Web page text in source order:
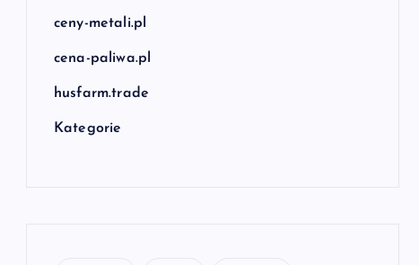
ceny-metali.pl
cena-paliwa.pl
husfarm.trade
Kategorie